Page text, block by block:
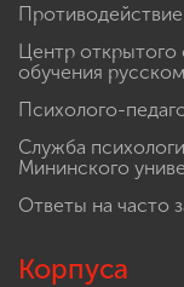
Центр открытого
обучения
Психолого-
Служба
Мининского
Ответы на часто
Корпуса